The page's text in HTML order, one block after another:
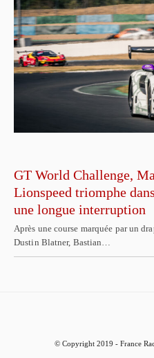
GT World Challenge,
Lionspeed triomphe
une longue interruption
Après une course marquée par un
Dustin Blatner, Bastian…
© Copyright 2019 - France